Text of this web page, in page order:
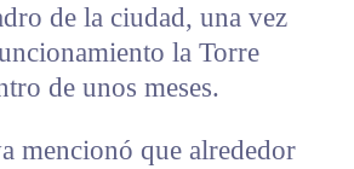
de la ciudad, una vez
la Torre
de unos meses.
mencionó que alrededor